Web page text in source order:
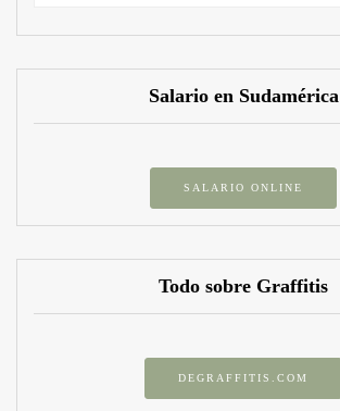
Salario en Sudamérica
SALARIO ONLINE
Todo sobre Graffitis
DEGRAFFITIS.COM